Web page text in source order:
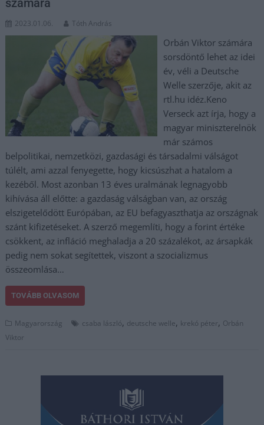
2023.01.06. Tóth András
Orbán Viktor számára
sorsdöntő lehet az idei
év, véli a Deutsche
Welle szerzője, akit az
rtl.hu idéz.Keno
Verseck azt írja, hogy a
magyar miniszterelnök
már számos
belpolitikai, nemzetközi, gazdasági és társadalmi válságot
túlélt, ami azzal fenyegette, hogy kicsúszhat a hatalom a
kezéből. Most azonban 13 éves uralmának legnagyobb
kihívása áll előtte: a gazdaság válságban van, az ország
elszigetelődött Európában, az EU befagyaszthatja az országnak
szánt kifizetéseket. A szerző megemlíti, hogy a forint értéke
csökkent, az infláció meghaladja a 20 százalékot, az ársapkák
pedig nem sokat segítettek, viszont a szocializmus
összeomlása…
TOVÁBB OLVASOM
Magyarország csaba lászló, deutsche welle, krekó péter, Orbán
Viktor